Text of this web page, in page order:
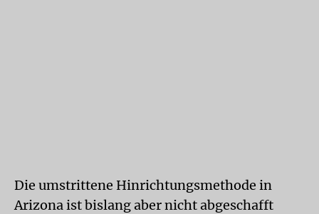
Die umstrittene Hinrichtungsmethode in
Arizona ist bislang aber nicht abgeschafft